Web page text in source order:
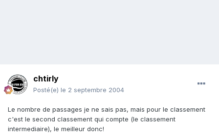
chtirly
Posté(e) le 2 septembre 2004
Le nombre de passages je ne sais pas, mais pour le classement
c'est le second classement qui compte (le classement
intermediaire), le meilleur donc!